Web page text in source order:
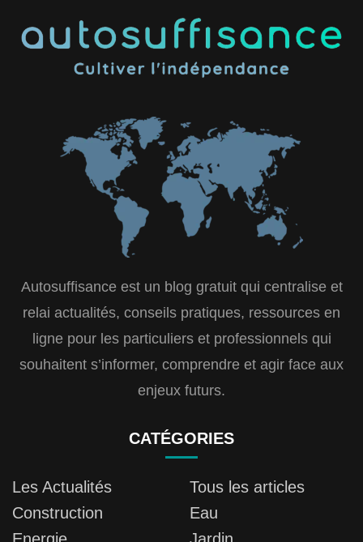
Autosuffisance est un blog gratuit qui centralise et
relai actualités, conseils pratiques, ressources en
ligne pour les particuliers et professionnels qui
souhaitent s’informer, comprendre et agir face aux
enjeux futurs.
CATÉGORIES
Les Actualités
Tous les articles
Construction
Eau